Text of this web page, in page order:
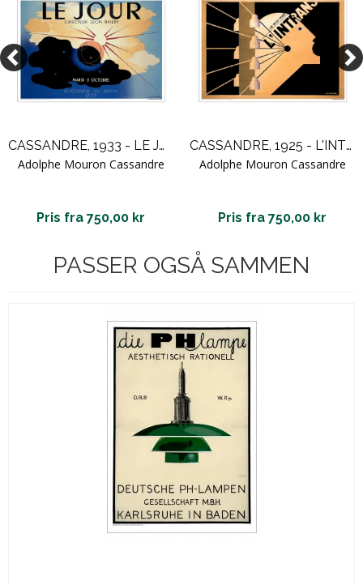
CASSANDRE, 1933 - LE JOUR
Adolphe Mouron Cassandre
Pris fra 750,00 kr
CASSANDRE, 1925 - L'INTRAN
Adolphe Mouron Cassandre
Pris fra 750,00 kr
PASSER OGSÅ SAMMEN